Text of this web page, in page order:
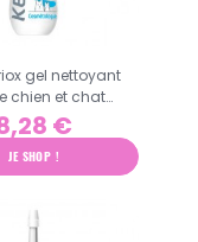
gel nettoyant
chien et chat
€
JE SHOP !